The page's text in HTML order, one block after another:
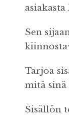
Sen
Tarjoa
mitä sinä
Sisällön